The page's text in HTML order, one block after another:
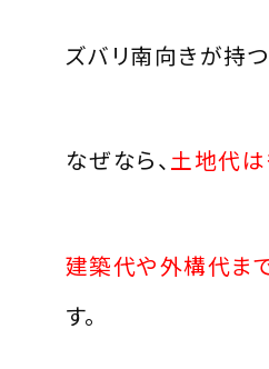
ズバリ南向きが持
なぜなら、土地代は
建築代や外構代ま
す。